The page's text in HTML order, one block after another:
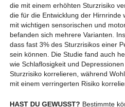
die mit einem erhöhten Sturzrisiko
die für die Entwicklung der Hirnrinde
mit wichtigen sensorischen und
befanden sich mehrere Varianten.
dass fast 3% des Sturzrisikos einer
sein können. Die Studie fand auch
wie Schlaflosigkeit und
Sturzrisiko korrelieren, während
mit einem verringerten Risiko
HAST DU GEWUSST? Bestimmte